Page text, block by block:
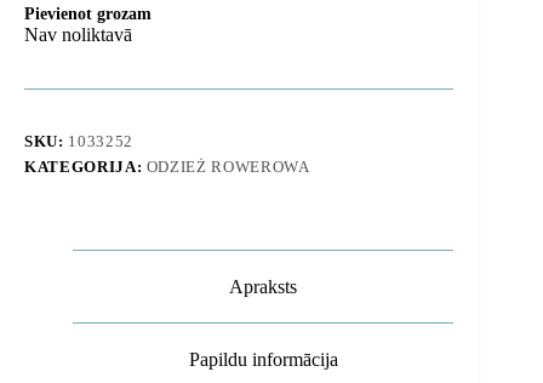
Pievienot grozam
Nav noliktavā
SKU: 1033252
KATEGORIJA: ODZIEŻ ROWEROWA
Apraksts
Papildu informācija